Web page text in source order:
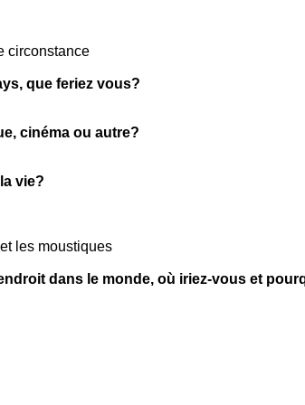
circonstance
que feriez vous?
cinéma ou autre?
vie?
les moustiques
dans le monde, où iriez-vous et